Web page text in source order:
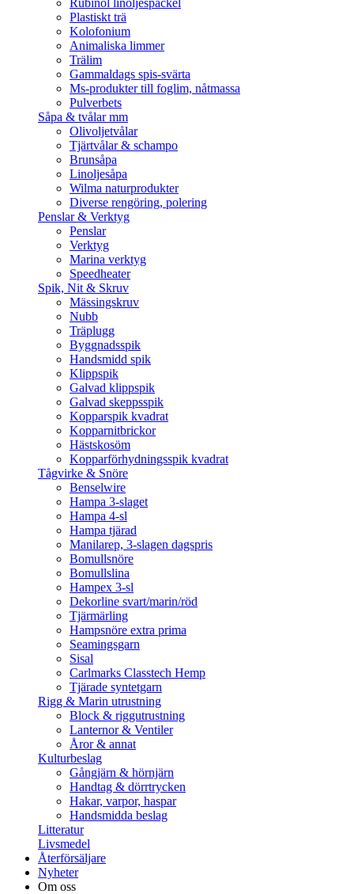
Rubinol linoljespackel
Plastiskt trä
Kolofonium
Animaliska limmer
Trälim
Gammaldags spis-svärta
Ms-produkter till foglim, nåtmassa
Pulverbets
Såpa & tvålar mm
Olivoljetvålar
Tjärtvålar & schampo
Brunsåpa
Linoljesåpa
Wilma naturprodukter
Diverse rengöring, polering
Penslar & Verktyg
Penslar
Verktyg
Marina verktyg
Speedheater
Spik, Nit & Skruv
Mässingskruv
Nubb
Träplugg
Byggnadsspik
Handsmidd spik
Klippspik
Galvad klippspik
Galvad skeppsspik
Kopparspik kvadrat
Kopparnitbrickor
Hästskosöm
Kopparförhydningsspik kvadrat
Tågvirke & Snöre
Benselwire
Hampa 3-slaget
Hampa 4-sl
Hampa tjärad
Manilarep, 3-slagen dagspris
Bomullsnöre
Bomullslina
Hampex 3-sl
Dekorline svart/marin/röd
Tjärmärling
Hampsnöre extra prima
Seamingsgarn
Sisal
Carlmarks Classtech Hemp
Tjärade syntetgarn
Rigg & Marin utrustning
Block & riggutrustning
Lanternor & Ventiler
Åror & annat
Kulturbeslag
Gångjärn & hörnjärn
Handtag & dörrtrycken
Hakar, varpor, haspar
Handsmidda beslag
Litteratur
Livsmedel
Återförsäljare
Nyheter
Om oss